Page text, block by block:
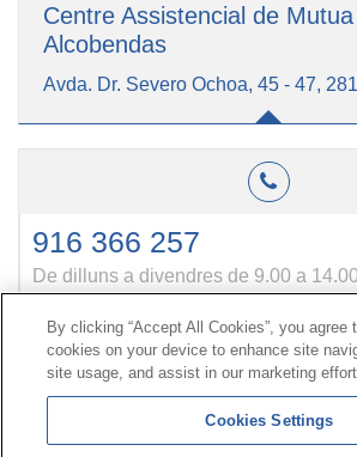
Centre Assistencial de
Alcobendas
Avda. Dr. Severo Ochoa, 45 - 47,
916 366 257
De dilluns a divendres de 9.00 a
Contacte |Perfil del contractant|
Prestacions Especials|Zona Privada
By clicking “Accept All Cookies”, you agree
cookies on your device to enhance site
site usage, and assist in our marketing
Cookies Settings